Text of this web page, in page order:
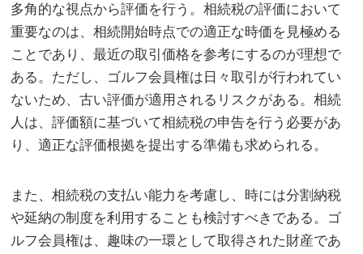
多角的な視点から評価を行う。相続税の評価において
重要なのは、相続開始時点での適正な時価を見極める
ことであり、最近の取引価格を参考にするのが理想で
ある。ただし、ゴルフ会員権は日々取引が行われてい
ないため、古い評価が適用されるリスクがある。相続
人は、評価額に基づいて相続税の申告を行う必要があ
り、適正な評価根拠を提出する準備も求められる。
また、相続税の支払い能力を考慮し、時には分割納税
や延納の制度を利用することも検討すべきである。ゴ
ルフ会員権は、趣味の一環として取得された財産であ